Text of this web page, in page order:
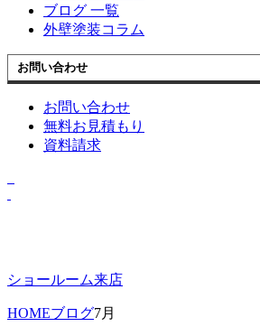
ブログ 一覧
外壁塗装コラム
お問い合わせ
お問い合わせ
無料お見積もり
資料請求
ショールーム来店
HOMEブログ7月